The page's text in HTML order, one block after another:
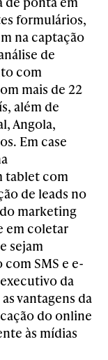
formulários,
na captação
de
com
mais de 22
além de
Angola,
Em case
tablet com
de leads no
marketing
em coletar
sejam
SMS e e-
da
vantagens da
do online
às mídias